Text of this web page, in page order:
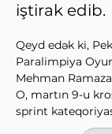
iştirak edib.
Qeyd edək ki,
Paralimpiya
Mehman
O, martın 9-u
sprint